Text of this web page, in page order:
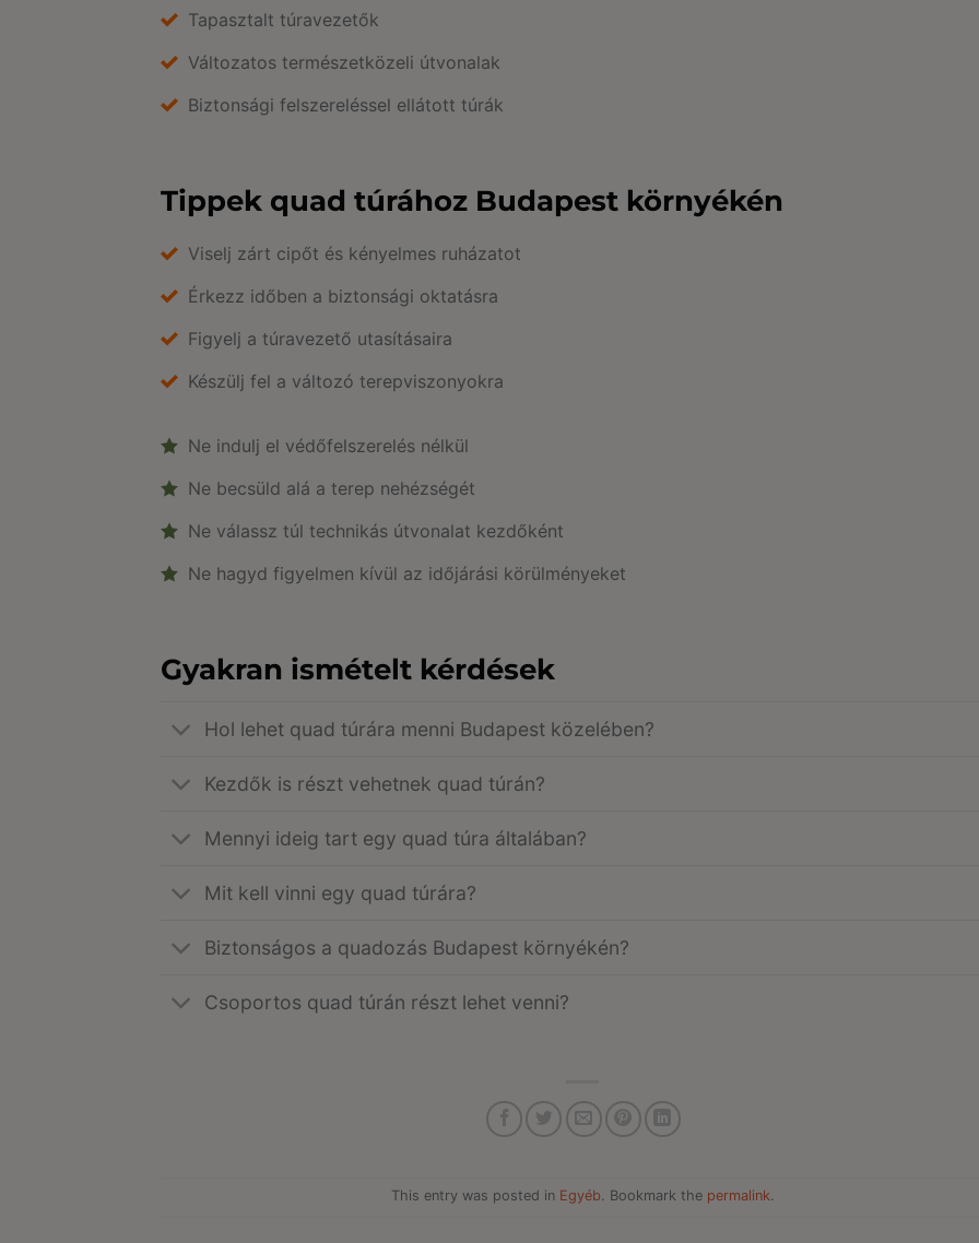
Tapasztalt túravezetők
Változatos természetközeli útvonalak
Biztonsági felszereléssel ellátott túrák
Tippek quad túrához Budapest környékén
Viselj zárt cipőt és kényelmes ruházatot
Érkezz időben a biztonsági oktatásra
Figyelj a túravezető utasításaira
Készülj fel a változó terepviszonyokra
Ne indulj el védőfelszerelés nélkül
Ne becsüld alá a terep nehézségét
Ne válassz túl technikás útvonalat kezdőként
Ne hagyd figyelmen kívül az időjárási körülményeket
Gyakran ismételt kérdések
Hol lehet quad túrára menni Budapest közelében?
Kezdők is részt vehetnek quad túrán?
Mennyi ideig tart egy quad túra általában?
Mit kell vinni egy quad túrára?
Biztonságos a quadozás Budapest környékén?
Csoportos quad túrán részt lehet venni?
This entry was posted in Egyéb. Bookmark the permalink.